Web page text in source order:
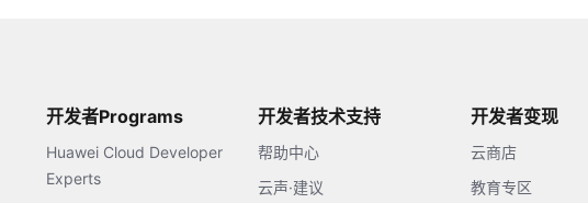
开发者Programs
Huawei Cloud Developer
Experts
开发者技术支持
帮助中心
云声·建议
开发者变现
云商店
教育专区